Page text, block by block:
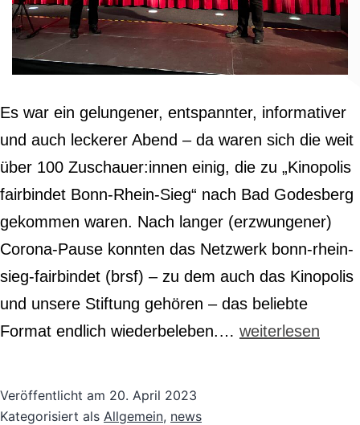
Es war ein gelungener, entspannter, informativer
und auch leckerer Abend – da waren sich die weit
über 100 Zuschauer:innen einig, die zu „Kinopolis
fairbindet Bonn-Rhein-Sieg“ nach Bad Godesberg
gekommen waren. Nach langer (erzwungener)
Corona-Pause konnten das Netzwerk bonn-rhein-
sieg-fairbindet (brsf) – zu dem auch das Kinopolis
und unsere Stiftung gehören – das beliebte
Format endlich wiederbeleben.… Gelungener
weiterlesen
Veröffentlicht am 20. April 2023
Kategorisiert als Allgemein, news